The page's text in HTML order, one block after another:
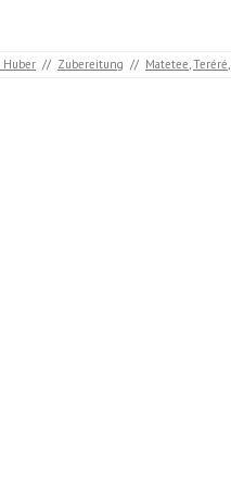
Huber // Zubereitung // Matetee,Teréré,